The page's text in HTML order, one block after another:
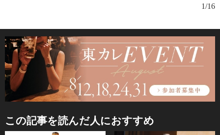
カ
1/16
この記事を読んだ人におすすめ